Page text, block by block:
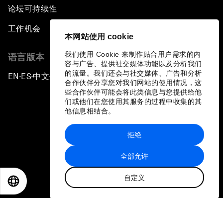
本网站使用 cookie
我们使用 Cookie 来制作贴合用户需求的内
容与广告、提供社交媒体功能以及分析我们
的流量。我们还会与社交媒体、广告和分析
合作伙伴分享您对我们网站的使用情况，这
些合作伙伴可能会将此类信息与您提供给他
们或他们在您使用其服务的过程中收集的其
他信息相结合。
全部允许
自定义
拒绝
论坛可持续性
工作机会
语言版本
EN ▪ ES▪中文▪ 日本語
站点地图
世界经济论坛